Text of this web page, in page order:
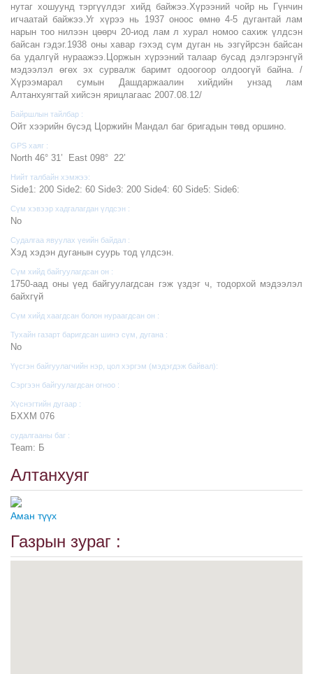
нутаг хошуунд тэргүүлдэг хийд байжээ.Хүрээний чойр нь Гүнчин
игчаатай байжээ.Уг хүрээ нь 1937 оноос өмнө 4-5 дугантай лам
нарын тоо нилээн цөөрч 20-иод лам л хурал номоо сахиж үлдсэн
байсан гэдэг.1938 оны хавар гэхэд сүм дуган нь эзгүйрсэн байсан
ба удалгүй нураажээ.Цоржын хүрээний талаар бусад дэлгэрэнгүй
мэдээлэл өгөх эх сурвалж баримт одоогоор олдоогүй байна. /
Хүрээмарал сумын Дашдаржаалин хийдийн унзад лам
Алтанхуягтай хийсэн ярицлагаас 2007.08.12/
Байршлын тайлбар :
Ойт хээрийн бүсэд Цоржийн Мандал баг бригадын төвд оршино.
GPS хаяг :
North 46° 31’ East 098° 22’
Нийт талбайн хэмжээ:
Side1: 200 Side2: 60 Side3: 200 Side4: 60 Side5: Side6:
Сүм хэвээр хадгалагдан үлдсэн :
No
Судалгаа явуулах үеийн байдал :
Хэд хэдэн дуганын суурь тод үлдсэн.
Сүм хийд байгуулагдсан он :
1750-аад оны үед байгуулагдсан гэж үздэг ч, тодорхой мэдээлэл
байхгүй
Сүм хийд хаагдсан болон нураагдсан он :
Тухайн газарт баригдсан шинэ сүм, дугана :
No
Үүсгэн байгуулагчийн нэр, цол хэргэм (мэдэгдэж байвал):
Сэргээн байгуулагдсан огноо :
Хүснэгтийн дугаар :
БХХМ 076
судалгааны баг :
Team: Б
Алтанхуяг
Аман түүх
Газрын зураг :